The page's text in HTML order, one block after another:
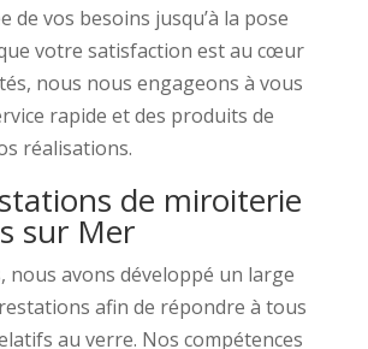
de vos besoins jusqu’à la pose
votre satisfaction est au cœur
nous nous engageons à vous
rapide et des produits de
réalisations.
de miroiterie
sur Mer
nous avons développé un large
afin de répondre à tous
au verre. Nos compétences